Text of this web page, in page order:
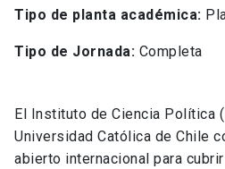
Tipo de planta académica:
Tipo de Jornada: Completa
El Instituto de Ciencia Política
Universidad Católica de Chile
abierto internacional para